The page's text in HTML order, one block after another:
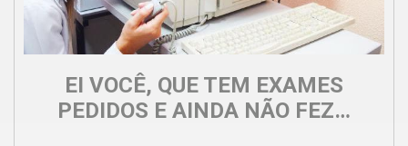
EI VOCÊ, QUE TEM EXAMES
PEDIDOS E AINDA NÃO FEZ…